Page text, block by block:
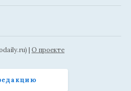
| О проекте